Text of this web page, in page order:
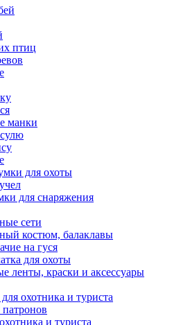
птиц
манки
для охоты
для снаряжения
сети
костюм, балаклавы
на гуся
для охоты
ленты, краски и аксессуары
охотника и туриста
и туриста